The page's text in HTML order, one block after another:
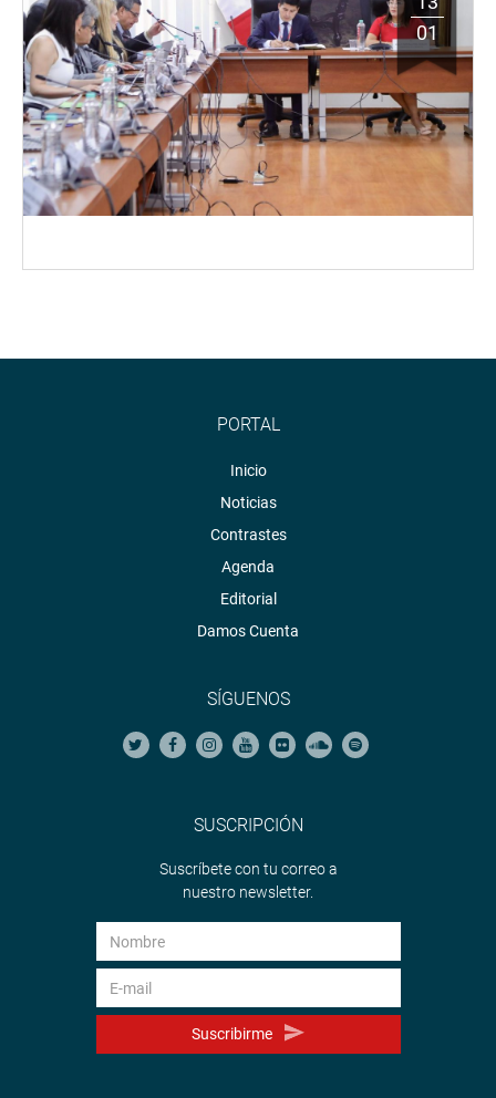
01
PORTAL
Inicio
Noticias
Contrastes
Agenda
Editorial
Damos Cuenta
SÍGUENOS
SUSCRIPCIÓN
Suscríbete con tu correo a
nuestro newsletter.
Suscribirme